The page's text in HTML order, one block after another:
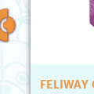
FELIWAY